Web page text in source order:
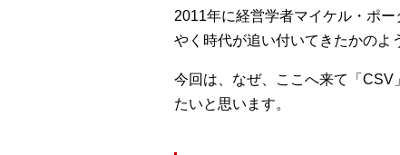
2011年に経営学者マイケル・ポ
やく時代が追い付いてきたかのよ
今回は、なぜ、ここへ来て「
たいと思います。